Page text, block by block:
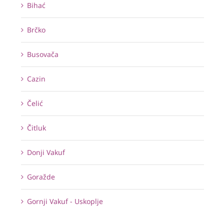
Bihać
Brčko
Busovača
Cazin
Čelić
Čitluk
Donji Vakuf
Goražde
Gornji Vakuf - Uskoplje